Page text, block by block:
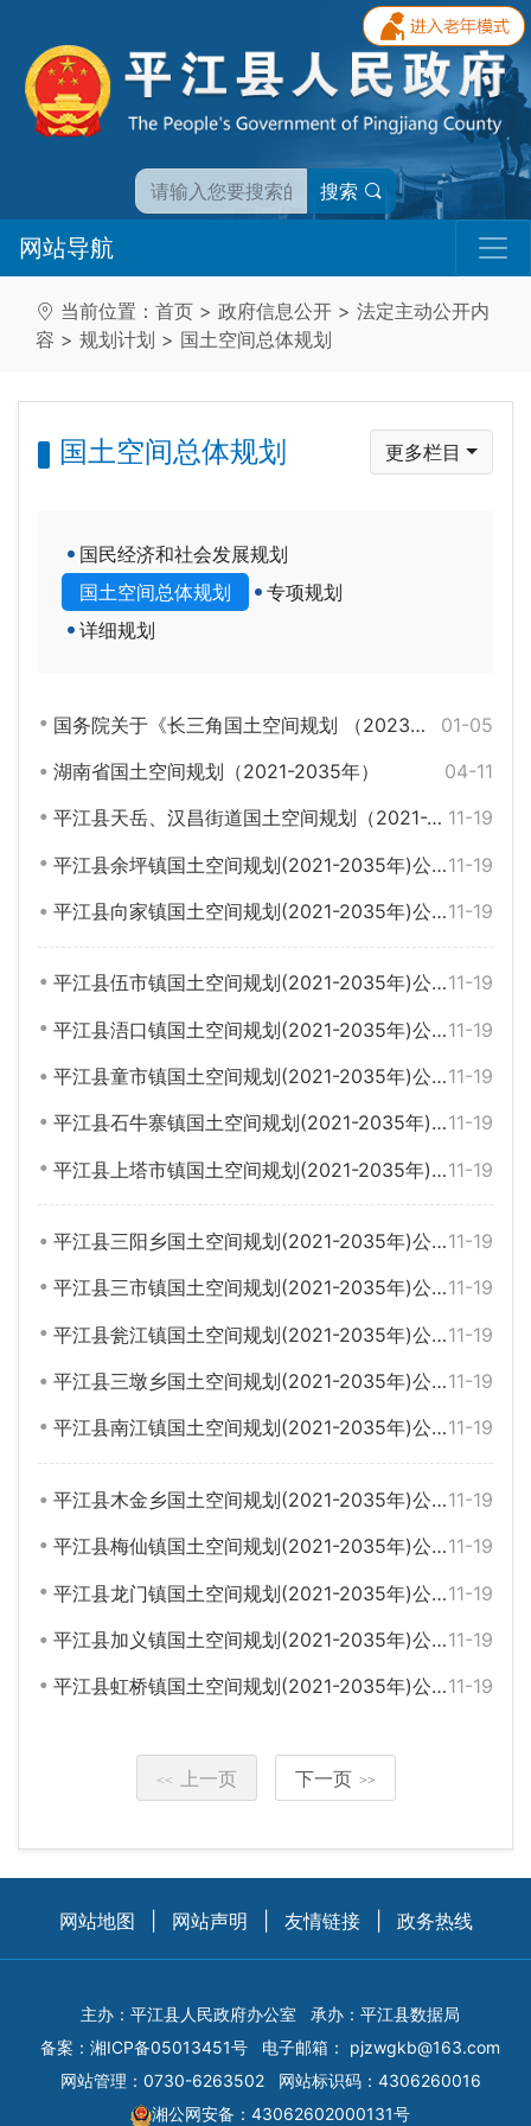
搜索
网站导航
当前位置： 首页 > 政府信息公开 > 法定主动公开内
容 > 规划计划 > 国土空间总体规划
国土空间总体规划 更多栏目
国民经济和社会发展规划
国土空间总体规划
专项规划
详细规划
01-05
国务院关于《长三角国土空间规划 （2023—2035年）》的批复
04-11
湖南省国土空间规划（2021-2035年）
11-19
平江县天岳、汉昌街道国土空间规划（2021-2035年）公示说明
11-19
平江县余坪镇国土空间规划(2021-2035年)公示说明
11-19
平江县向家镇国土空间规划(2021-2035年)公示说明
11-19
平江县伍市镇国土空间规划(2021-2035年)公示说明
11-19
平江县浯口镇国土空间规划(2021-2035年)公示说明
11-19
平江县童市镇国土空间规划(2021-2035年)公示说明
11-19
平江县石牛寨镇国土空间规划(2021-2035年)公示说明
11-19
平江县上塔市镇国土空间规划(2021-2035年)公示说明
11-19
平江县三阳乡国土空间规划(2021-2035年)公示说明
11-19
平江县三市镇国土空间规划(2021-2035年)公示说明
11-19
平江县瓮江镇国土空间规划(2021-2035年)公示说明
11-19
平江县三墩乡国土空间规划(2021-2035年)公示说明
11-19
平江县南江镇国土空间规划(2021-2035年)公示说明
11-19
平江县木金乡国土空间规划(2021-2035年)公示说明
11-19
平江县梅仙镇国土空间规划(2021-2035年)公示说明
11-19
平江县龙门镇国土空间规划(2021-2035年)公示说明
11-19
平江县加义镇国土空间规划(2021-2035年)公示说明
11-19
平江县虹桥镇国土空间规划(2021-2035年)公示说明
<< 上一页 下一页 >>
网站地图 网站声明 友情链接 政务热线
主办：平江县人民政府办公室
承办：平江县数据局
备案： 湘ICP备05013451号 电子邮箱： pjzwgkb@163.com
网站管理：0730-6263502
网站标识码：4306260016
湘公网安备：43062602000131号